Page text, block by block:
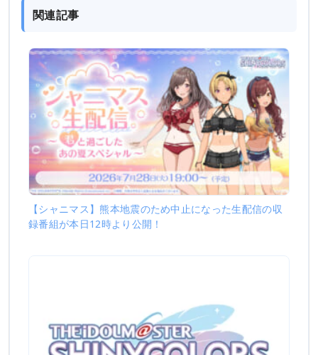
関連記事
【シャニマス】熊本地震のため中止になった生配信の収
録番組が本日12時より公開！